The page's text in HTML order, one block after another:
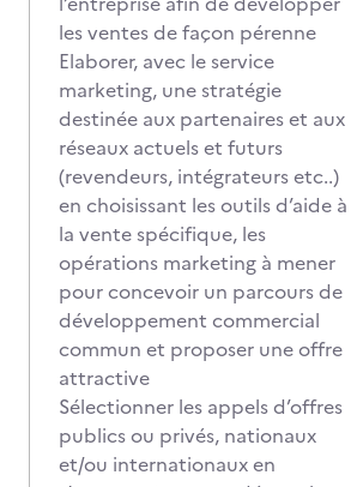
les ventes de façon pérenne
Elaborer, avec le service
marketing, une stratégie
destinée aux partenaires et aux
réseaux actuels et futurs
(revendeurs, intégrateurs etc..)
en choisissant les outils d’aide à
la vente spécifique, les
opérations marketing à mener
pour concevoir un parcours de
développement commercial
commun et proposer une offre
attractive
Sélectionner les appels d’offres
publics ou privés, nationaux
et/ou internationaux en